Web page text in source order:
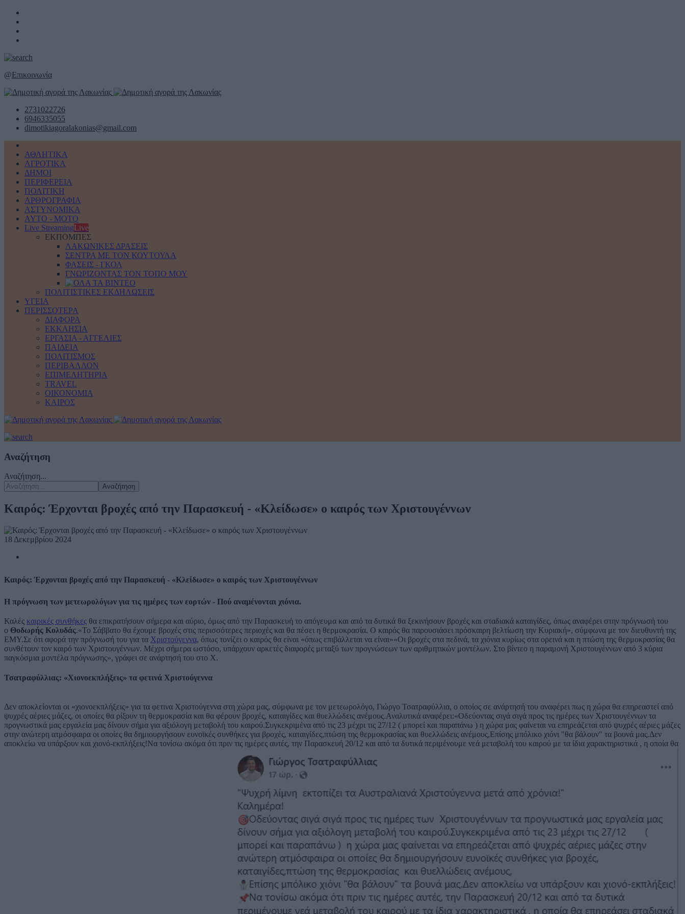
@Επικοινωνία
2731022726
6946335055
dimotikiagoralakonias@gmail.com
ΑΘΛΗΤΙΚΑ
ΑΓΡΟΤΙΚΑ
ΔΗΜΟΙ
ΠΕΡΙΦΕΡΕΙΑ
ΠΟΛΙΤΙΚΗ
ΑΡΘΡΟΓΡΑΦΙΑ
ΑΣΤΥΝΟΜΙΚΑ
AYTO - MOTO
Live StreamingLive
ΕΚΠΟΜΠΕΣ
ΛΑΚΩΝΙΚΕΣ ΔΡΑΣΕΙΣ
ΣΕΝΤΡΑ ΜΕ ΤΟΝ ΚΟΥΤΟΥΛΑ
ΦΑΣΕΙΣ - ΓΚΟΛ
ΓΝΩΡΙΖΟΝΤΑΣ ΤΟΝ ΤΟΠΟ ΜΟΥ
ΠΟΛΙΤΙΣΤΙΚΕΣ ΕΚΔΗΛΩΣΕΙΣ
ΥΓΕΙΑ
ΠΕΡΙΣΣΟΤΕΡΑ
ΔΙΑΦΟΡΑ
ΕΚΚΛΗΣΙΑ
ΕΡΓΑΣΙΑ - ΑΓΓΕΛΙΕΣ
ΠΑΙΔΕΙΑ
ΠΟΛΙΤΙΣΜΟΣ
ΠΕΡΙΒΑΛΛΟΝ
ΕΠΙΜΕΛΗΤΗΡΙΑ
TRAVEL
ΟΙΚΟΝΟΜΙΑ
ΚΑΙΡΟΣ
Αναζήτηση
Αναζήτηση...
Αναζήτηση
Καιρός: Έρχονται βροχές από την Παρασκευή - «Κλείδωσε» ο καιρός των Χριστουγέννων
18 Δεκεμβρίου 2024
Καιρός: Έρχονται βροχές από την Παρασκευή - «Κλείδωσε» ο καιρός των Χριστουγέννων
Η πρόγνωση των μετεωρολόγων για τις ημέρες των εορτών - Πού αναμένονται χιόνια.
Καλές καιρικές συνθήκες θα επικρατήσουν σήμερα και αύριο, όμως από την Παρασκευή το απόγευμα και από τα δυτικά θα ξεκινήσουν βροχές και σταδιακά καταιγίδες, όπως αναφέρει στην πρόγνωσή του
ο Θοδωρής Κολυδάς.«Το Σάββατο θα έχουμε βροχές στις περισσότερες περιοχές και θα πέσει η θερμοκρασία. Ο καιρός θα παρουσιάσει πρόσκαιρη βελτίωση την Κυριακή», σύμφωνα με τον διευθυντή της
ΕΜΥ.Σε ότι αφορά την πρόγνωσή του για τα Χριστούγεννα, όπως τονίζει ο καιρός θα είναι «όπως επιβάλλεται να είναι»«Οι βροχές στα πεδινά, τα χιόνια κυρίως στα ορεινά και η πτώση της θερμοκρασίας θα
συνθέτουν τον καιρό των Χριστουγέννων. Μέχρι σήμερα ωστόσο, υπάρχουν αρκετές διαφορές μεταξύ των προγνώσεων των αριθμητικών μοντέλων. Στο βίντεο η παραμονή Χριστουγέννων από 3 κύρια
παγκόσμια μοντέλα πρόγνωσης», γράφει σε ανάρτησή του στο Χ.
Τσατραφύλλιας: «Χιονοεκπλήξεις» τα φετινά Χριστούγεννα
Δεν αποκλείονται οι «χιονοεκπλήξεις» για τα φετινα Χριστούγεννα στη χώρα μας, σύμφωνα με τον μετεωρολόγο, Γιώργο Τσατραφύλλια, ο οποίος σε ανάρτησή του αναφέρει πως η χώρα θα επηρεαστεί από
ψυχρές αέριες μάζες, οι οποίες θα ρίξουν τη θερμοκρασία και θα φέρουν βροχές, καταιγίδες και θυελλώδεις ανέμους.Αναλυτικά αναφέρει:«Οδεύοντας σιγά σιγά προς τις ημέρες των Χριστουγέννων τα
προγνωστικά μας εργαλεία μας δίνουν σήμα για αξιόλογη μεταβολή του καιρού.Συγκεκριμένα από τις 23 μέχρι τις 27/12 ( μπορεί και παραπάνω ) η χώρα μας φαίνεται να επηρεάζεται από ψυχρές αέριες μάζες
στην ανώτερη ατμόσφαιρα οι οποίες θα δημιουργήσουν ευνοϊκές συνθήκες για βροχές, καταιγίδες,πτώση της θερμοκρασίας και θυελλώδεις ανέμους,Επίσης μπόλικο χιόνι "θα βάλουν" τα βουνά μας.Δεν
αποκλείω να υπάρξουν και χιονό-εκπλήξεις!Να τονίσω ακόμα ότι πριν τις ημέρες αυτές, την Παρασκευή 20/12 και από τα δυτικά περιμένουμε νεά μεταβολή του καιρού με τα ίδια χαρακτηριστικά , η οποία θα